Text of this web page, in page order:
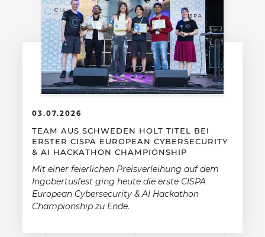
03.07.2026
TEAM AUS SCHWEDEN HOLT TITEL BEI
ERSTER CISPA EUROPEAN CYBERSECURITY
& AI HACKATHON CHAMPIONSHIP
Mit einer feierlichen Preisverleihung auf dem
Ingobertusfest ging heute die erste CISPA
European Cybersecurity & AI Hackathon
Championship zu Ende.